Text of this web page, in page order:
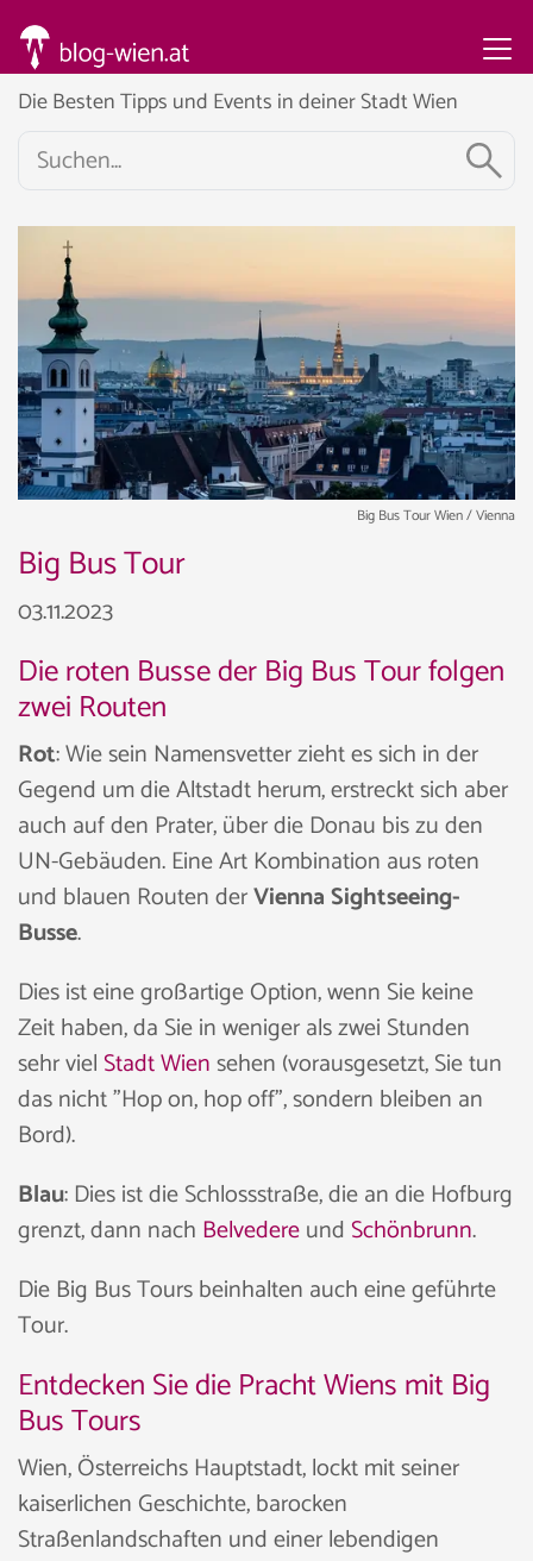
Die Besten Tipps und Events in deiner Stadt Wien
Big Bus Tour Wien / Vienna
Big Bus Tour
03.11.2023
Die roten Busse der Big Bus Tour folgen
zwei Routen
Rot: Wie sein Namensvetter zieht es sich in der
Gegend um die Altstadt herum, erstreckt sich aber
auch auf den Prater, über die Donau bis zu den
UN-Gebäuden. Eine Art Kombination aus roten
und blauen Routen derVienna Sightseeing-
Busse.
Dies ist eine großartige Option, wenn Sie keine
Zeit haben, da Sie in weniger als zwei Stunden
sehr vielStadt Wiensehen (vorausgesetzt, Sie tun
das nicht "Hop on, hop off", sondern bleiben an
Bord).
Blau: Dies ist die Schlossstraße, die an die Hofburg
grenzt, dann nach BelvedereundSchönbrunn.
Die Big Bus Tours beinhalten auch eine geführte
Tour.
Entdecken Sie die Pracht Wiens mit Big
Bus Tours
Wien, Österreichs Hauptstadt, lockt mit seiner
kaiserlichen Geschichte, barocken
Straßenlandschaften und einer lebendigen